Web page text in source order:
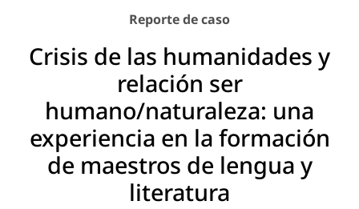
Reporte de caso
Crisis de las humanidades y
relación ser
humano/naturaleza: una
experiencia en la formación
de maestros de lengua y
literatura